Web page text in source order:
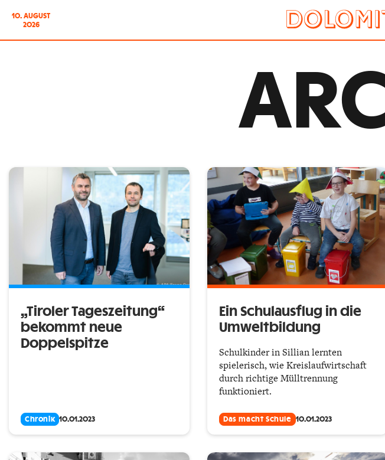
10. AUGUST
2026
„Tiroler Tageszeitung“
bekommt neue
Doppelspitze
Chronik 10.01.2023
Ein Schulausflug in die
Umweltbildung
Schulkinder in Sillian lernten
spielerisch, wie Kreislaufwirtschaft
durch richtige Mülltrennung
funktioniert.
Das macht Schule 10.01.2023